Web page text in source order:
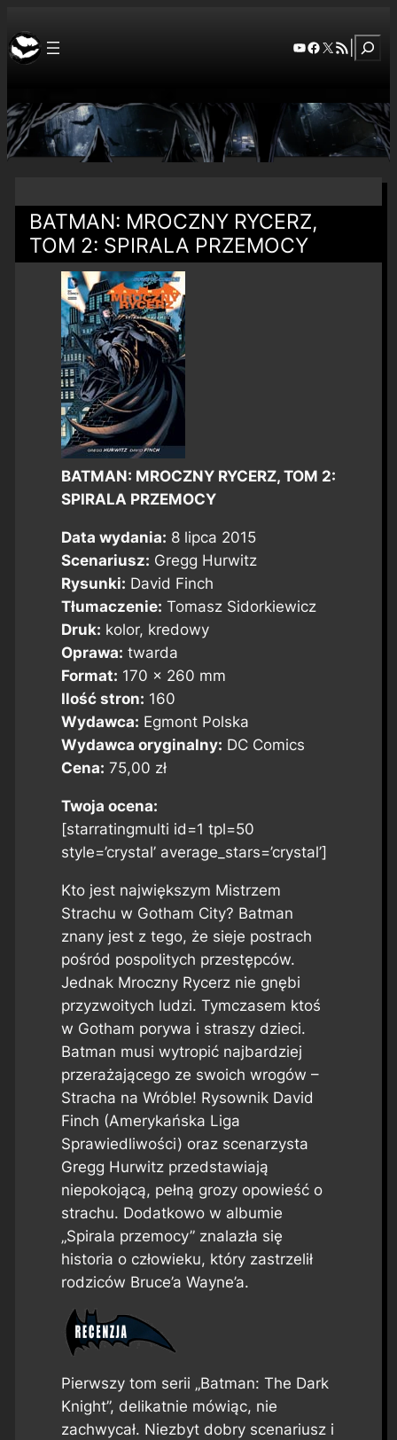
YouTube
Facebook
X RSS Feed
BATMAN: MROCZNY RYCERZ,
TOM 2: SPIRALA PRZEMOCY
BATMAN: MROCZNY RYCERZ, TOM 2:
SPIRALA PRZEMOCY
Data wydania: 8 lipca 2015
Scenariusz: Gregg Hurwitz
Rysunki: David Finch
Tłumaczenie: Tomasz Sidorkiewicz
Druk: kolor, kredowy
Oprawa: twarda
Format: 170 x 260 mm
Ilość stron: 160
Wydawca: Egmont Polska
Wydawca oryginalny: DC Comics
Cena: 75,00 zł
Twoja ocena:
[starratingmulti id=1 tpl=50
style=’crystal’ average_stars=’crystal’]
Kto jest największym Mistrzem
Strachu w Gotham City? Batman
znany jest z tego, że sieje postrach
pośród pospolitych przestępców.
Jednak Mroczny Rycerz nie gnębi
przyzwoitych ludzi. Tymczasem ktoś
w Gotham porywa i straszy dzieci.
Batman musi wytropić najbardziej
przerażającego ze swoich wrogów –
Stracha na Wróble! Rysownik David
Finch (Amerykańska Liga
Sprawiedliwości) oraz scenarzysta
Gregg Hurwitz przedstawiają
niepokojącą, pełną grozy opowieść o
strachu. Dodatkowo w albumie
„Spirala przemocy” znalazła się
historia o człowieku, który zastrzelił
rodziców Bruce’a Wayne’a.
Pierwszy tom serii „Batman: The Dark
Knight”, delikatnie mówiąc, nie
zachwycał. Niezbyt dobry scenariusz i